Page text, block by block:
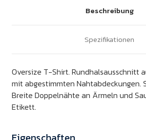
Beschreibung
Spezifikationen
Oversize T-Shirt. Rundhalsausschnitt
mit abgestimmten Nahtabdeckungen.
Breite Doppelnähte an Ärmeln und
Etikett.